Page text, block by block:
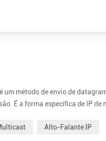
um método de envio de
É a forma específica de IP
Alto-Falante IP